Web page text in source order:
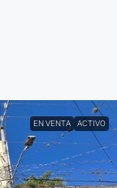
EN VENTA ACTIVO